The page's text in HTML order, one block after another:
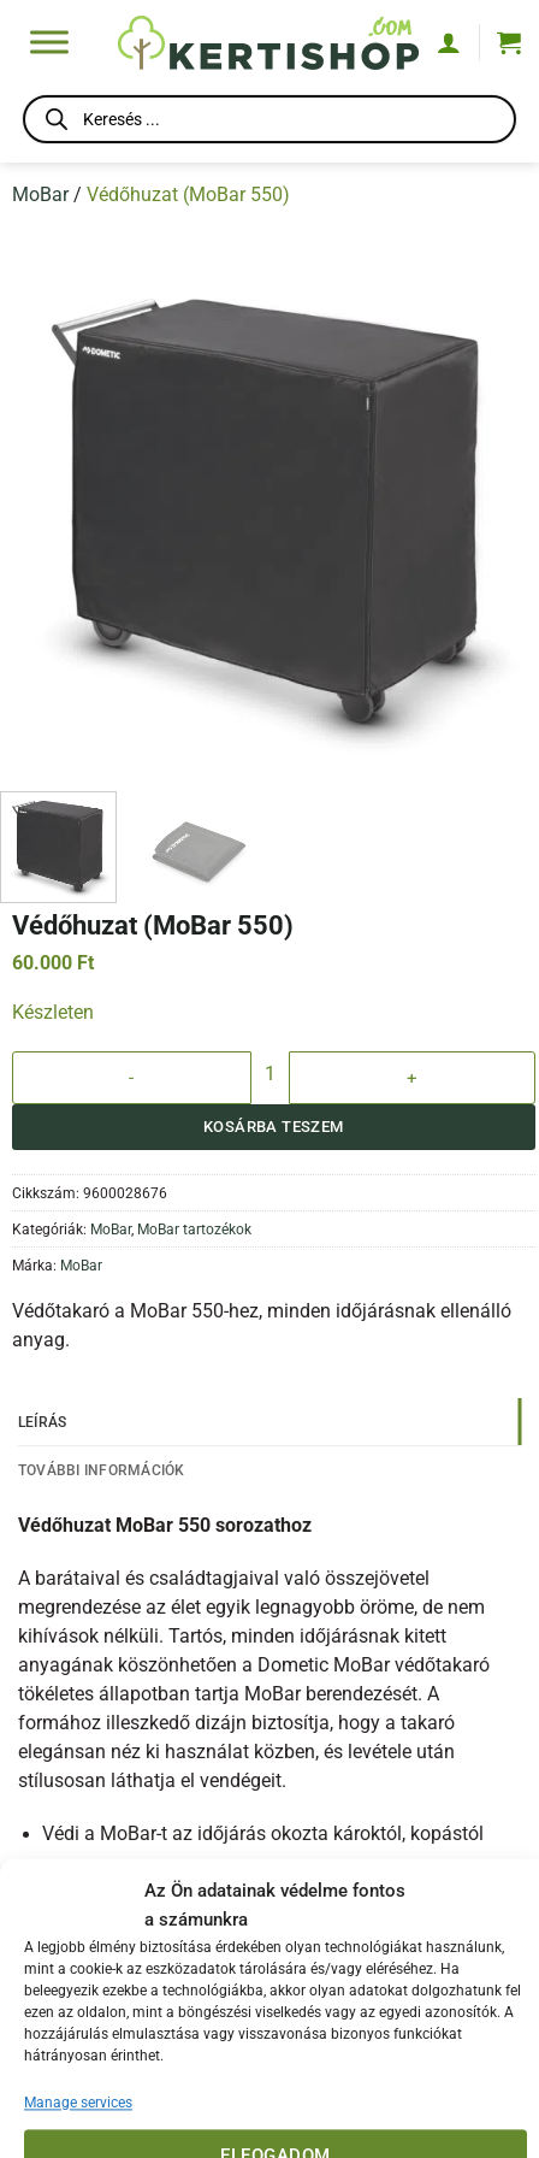
Az Ön adatainak védelme fontos
a számunkra
A legjobb élmény biztosítása érdekében olyan technológiákat használunk,
mint a cookie-k az eszközadatok tárolására és/vagy eléréséhez. Ha
beleegyezik ezekbe a technológiákba, akkor olyan adatokat dolgozhatunk fel
ezen az oldalon, mint a böngészési viselkedés vagy az egyedi azonosítók. A
hozzájárulás elmulasztása vagy visszavonása bizonyos funkciókat
hátrányosan érinthet.
Manage services
Products
search
MoBar/ Védőhuzat (MoBar 550)
Védőhuzat (MoBar 550)
60.000 Ft
Készleten
Védőhuzat (MoBar 550) mennyiség
KOSÁRBA TESZEM
Cikkszám: 9600028676
Kategóriák: MoBar, MoBar tartozékok
Márka: MoBar
Védőtakaró a MoBar 550-hez, minden időjárásnak ellenálló
anyag.
LEÍRÁS
TOVÁBBI INFORMÁCIÓK
Védőhuzat MoBar 550 sorozathoz
A barátaival és családtagjaival való összejövetel
megrendezése az élet egyik legnagyobb öröme, de nem
kihívások nélküli. Tartós, minden időjárásnak kitett
anyagának köszönhetően a Dometic MoBar védőtakaró
tökéletes állapotban tartja MoBar berendezését. A
formához illeszkedő dizájn biztosítja, hogy a takaró
elegánsan néz ki használat közben, és levétele után
stílusosan láthatja el vendégeit.
Védi a MoBar-t az időjárás okozta károktól, kopástól
Úgy tervezték, hogy szépen illeszkedjen a MoBar-hoz
A minden időjárásnak ellenálló anyag UV és vízálló zord
kültéri környezetben is
Könnyű és gyors áthelyezés vagy eltávolítás
MoBar védőtakaróval biztosítsa, hogy a MoBar
berendezése tökéletes állapotban maradjon. A minden
időjárásnak ellenálló anyag UV-védett és vízálló, így ellenáll
fagyos hó és a tűző nap. Könnyű és tartós, a védőtakaró